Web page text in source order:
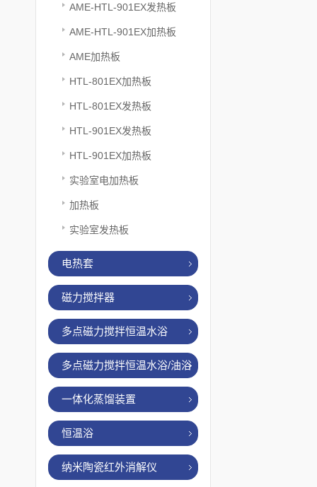
AME-HTL-901EX发热板
AME-HTL-901EX加热板
AME加热板
HTL-801EX加热板
HTL-801EX发热板
HTL-901EX发热板
HTL-901EX加热板
实验室电加热板
加热板
实验室发热板
电热套
磁力搅拌器
多点磁力搅拌恒温水浴
多点磁力搅拌恒温水浴/油浴
一体化蒸馏装置
恒温浴
纳米陶瓷红外消解仪